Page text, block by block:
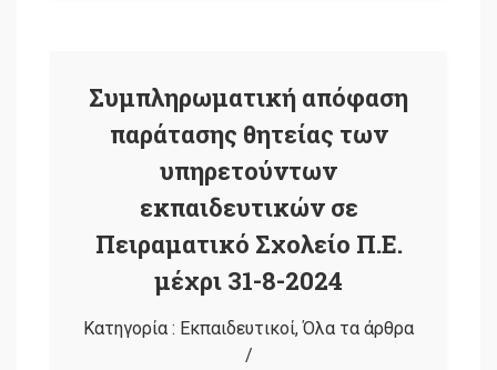
Συμπληρωματική απόφαση
παράτασης θητείας των
υπηρετούντων
εκπαιδευτικών σε
Πειραματικό Σχολείο Π.Ε.
μέχρι 31-8-2024
Κατηγορία : Εκπαιδευτικοί,Όλα τα άρθρα
/